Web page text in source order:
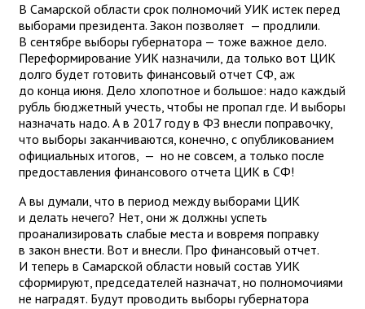
В Самарской области срок полномочий УИК истек перед
выборами президента. Закон позволяет — продлили.
В сентябре выборы губернатора — тоже важное дело.
Переформирование УИК назначили, да только вот ЦИК
долго будет готовить финансовый отчет СФ, аж
до конца июня. Дело хлопотное и большое: надо каждый
рубль бюджетный учесть, чтобы не пропал где. И выборы
назначать надо. А в 2017 году в ФЗ внесли поправочку,
что выборы заканчиваются, конечно, с опубликованием
официальных итогов, — но не совсем, а только после
предоставления финансового отчета ЦИК в СФ!
А вы думали, что в период между выборами ЦИК
и делать нечего? Нет, они ж должны успеть
проанализировать слабые места и вовремя поправку
в закон внести. Вот и внесли. Про финансовый отчет.
И теперь в Самарской области новый состав УИК
сформируют, председателей назначат, но полномочиями
не наградят. Будут проводить выборы губернатора